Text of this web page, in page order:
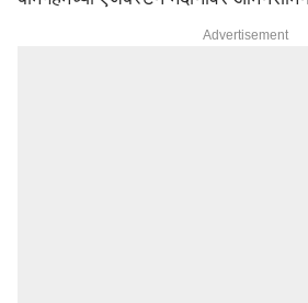
Advertisement